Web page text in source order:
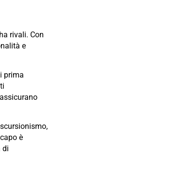
rivali. Con
e
prima
è
di